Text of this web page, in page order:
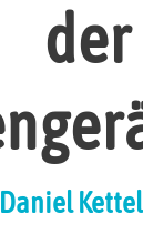
der